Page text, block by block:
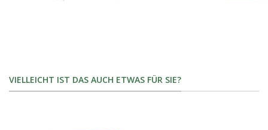
VIELLEICHT IST DAS AUCH ETWAS FÜR SIE?